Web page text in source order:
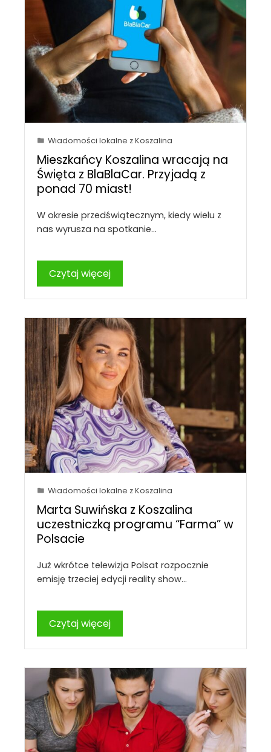
Wiadomości lokalne z Koszalina
Mieszkańcy Koszalina wracają na
Święta z BlaBlaCar. Przyjadą z
ponad 70 miast!
W okresie przedświątecznym, kiedy wielu z
nas wyrusza na spotkanie…
Czytaj więcej
Wiadomości lokalne z Koszalina
Marta Suwińska z Koszalina
uczestniczką programu “Farma” w
Polsacie
Już wkrótce telewizja Polsat rozpocznie
emisję trzeciej edycji reality show…
Czytaj więcej